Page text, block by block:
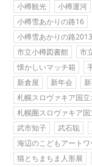
小樽観光
小樽運河
小樽雪あかりの路16
小樽雪あかりの路2013
市立小樽図書館
市
懐かしいマッチ箱
新倉屋
新年会
札幌スロヴァキア国立
札幌圏スロヴァキア国
武市知子
武石聡
海辺のこどもアート
猫とちまちま人形展